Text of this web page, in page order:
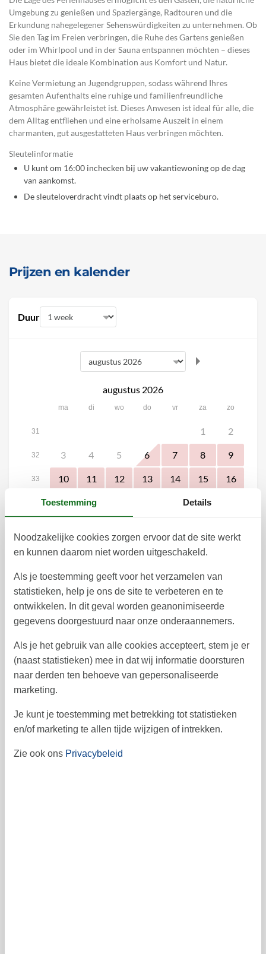
Umgebung zu genießen und Spaziergänge, Radtouren und die
Erkundung nahegelegener Sehenswürdigkeiten zu unternehmen. Ob
Sie den Tag im Freien verbringen, die Ruhe des Gartens genießen
oder im Whirlpool und in der Sauna entspannen möchten – dieses
Haus bietet die ideale Kombination aus Komfort und Natur.
Keine Vermietung an Jugendgruppen, sodass während Ihres
gesamten Aufenthalts eine ruhige und familienfreundliche
Atmosphäre gewährleistet ist. Dieses Anwesen ist ideal für alle, die
dem Alltag entfliehen und eine erholsame Auszeit in einem
charmanten, gut ausgestatteten Haus verbringen möchten.
Sleutelinformatie
U kunt om 16:00 inchecken bij uw vakantiewoning op de dag
van aankomst.
De sleuteloverdracht vindt plaats op het serviceburo.
Prijzen en kalender
Duur
augustus 2026
ma di wo do vr za zo
31 1 2
32 3 4 5 6 7 8 9
33 10 11 12 13 14 15 16
17 18 22
36
31
ma di wo
36 1 2 3 4 5
38 14 15 16 17 18 19 20
39 21 22 23 24 25 26
41
Toestemming Details
Noodzakelijke cookies zorgen ervoor dat de site werkt
en kunnen daarom niet worden uitgeschakeld.
Als je toestemming geeft voor het verzamelen van
statistieken, help je ons de site te verbeteren en te
ontwikkelen. In dit geval worden geanonimiseerde
gegevens doorgestuurd naar onze onderaannemers.
Als je het gebruik van alle cookies accepteert, stem je er
(naast statistieken) mee in dat wij informatie doorsturen
naar derden ten behoeve van gepersonaliseerde
marketing.
Je kunt je toestemming met betrekking tot statistieken
en/of marketing te allen tijde wijzigen of intrekken.
Zie ook ons Privacybeleid